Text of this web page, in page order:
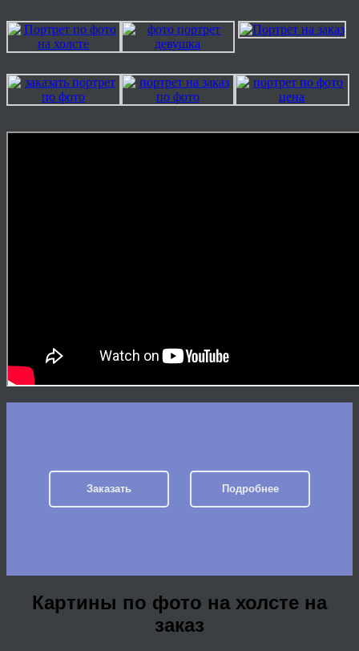
Заказать Подробнее
Картины по фото на холсте на
заказ